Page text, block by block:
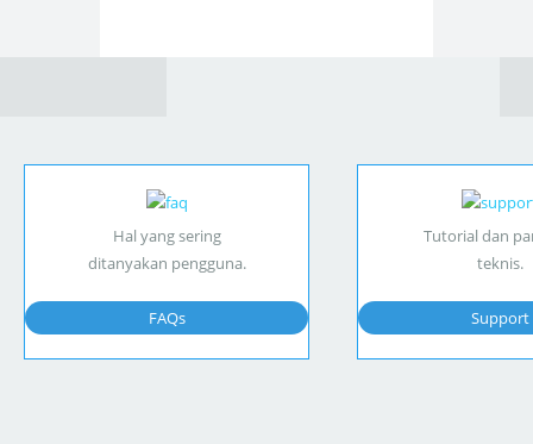
Hal yang sering
ditanyakan pengguna.
FAQs
Tutorial dan
teknis.
Support